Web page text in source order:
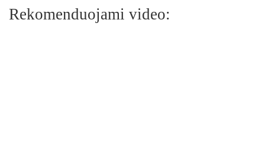
Rekomenduojami video: